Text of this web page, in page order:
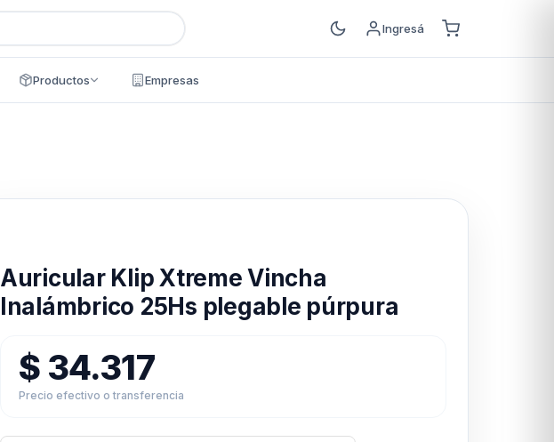
Ingresá
Productos Empresas
Auricular Klip Xtreme Vincha
Inalámbrico 25Hs plegable púrpura
$ 34.317
Precio efectivo o transferencia